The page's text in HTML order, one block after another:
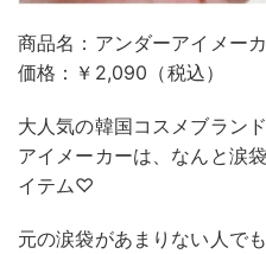
商品名：アンダーアイメー
価格：￥2,090（税込）
大人気の韓国コスメブラン
アイメーカーは、なんと涙
イテム♡
元の涙袋があまりない人で